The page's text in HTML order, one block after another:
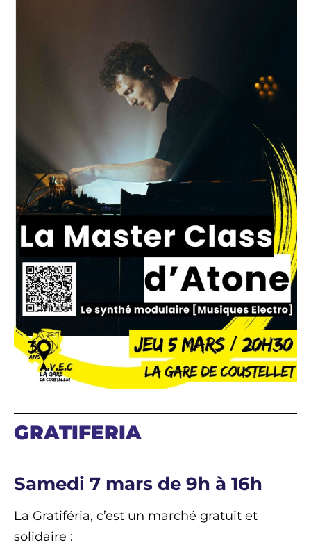
GRATIFERIA
Samedi 7 mars de 9h à 16h
La Gratiféria, c’est un marché gratuit et
solidaire :